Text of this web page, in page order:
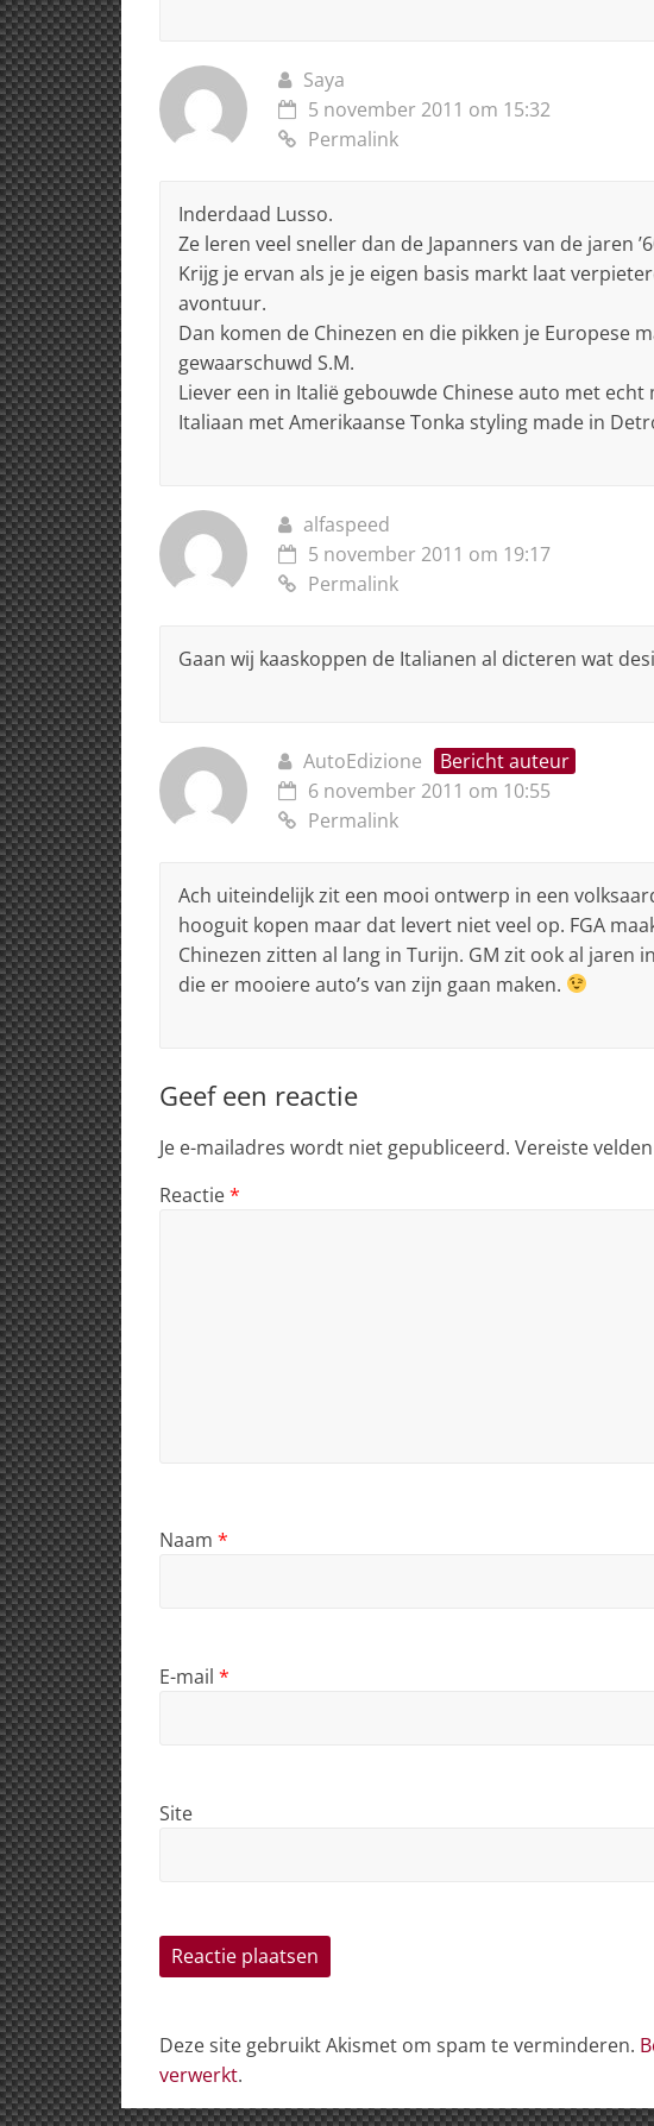
Saya
5 november 2011 om 15:32
Permalink
Inderdaad Lusso.
Ze leren veel sneller dan de Japanners van de jaren
Krijg je ervan als je je eigen basis markt laat
avontuur.
Dan komen de Chinezen en die pikken je Europese
gewaarschuwd S.M.
Liever een in Italië gebouwde Chinese auto met
Italiaan met Amerikaanse Tonka styling made in
alfaspeed
5 november 2011 om 19:17
Permalink
Gaan wij kaaskoppen de Italianen al dicteren wat
AutoEdizione
Bericht auteur
6 november 2011 om 10:55
Permalink
Ach uiteindelijk zit een mooi ontwerp in een
hooguit kopen maar dat levert niet veel op. FGA
Chinezen zitten al lang in Turijn. GM zit ook al jaren
die er mooiere auto’s van zijn gaan maken.
Geef een reactie
Je e-mailadres wordt niet gepubliceerd. Vereiste
Reactie*
Naam *
E-mail *
Site
Deze site gebruikt Akismet om spam te verminderen.
verwerkt.